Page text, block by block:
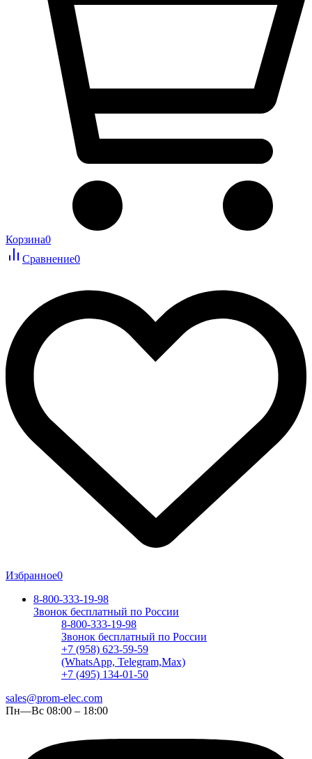
Корзина0
Сравнение0
Избранное0
8-800-333-19-98
Звонок бесплатный по России
8-800-333-19-98
Звонок бесплатный по России
+7 (958) 623-59-59
(WhatsApp, Telegram,Max)
+7 (495) 134-01-50
sales@prom-elec.com
Пн—Вс 08:00 – 18:00